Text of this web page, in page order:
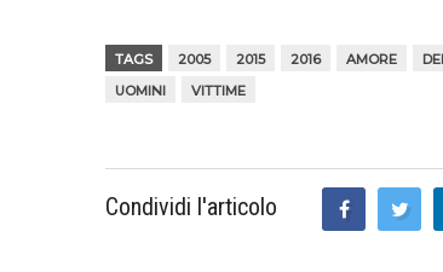
TAGS 2005 2015 2016 AMORE
UOMINI
VITTIME
Condividi l'articolo